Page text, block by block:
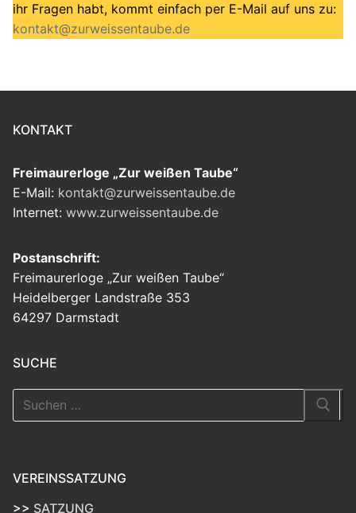
ihr Fragen habt, kommt einfach per E-Mail auf uns zu:
kontakt@zurweissentaube.de
KONTAKT
Freimaurerloge „Zur weißen Taube“
E-Mail: kontakt@zurweissentaube.de
Internet: www.zurweissentaube.de
Postanschrift:
Freimaurerloge „Zur weißen Taube“
Heidelberger Landstraße 353
64297 Darmstadt
SUCHE
Suchen
nach:
VEREINSSATZUNG
>> SATZUNG